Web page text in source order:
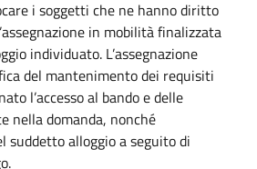
i soggetti che ne hanno diritto
in mobilità finalizzata
individuato. L’assegnazione
del mantenimento dei requisiti
l’accesso al bando e delle
nella domanda, nonché
suddetto alloggio a seguito di